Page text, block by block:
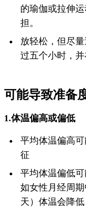
的瑜伽或拉伸
担。
放轻松，但尽
过五个小时，
可能导致准备
1.体温偏高或偏低
平均体温偏高
征
平均体温偏低
如女性月经周
天）体温会降低